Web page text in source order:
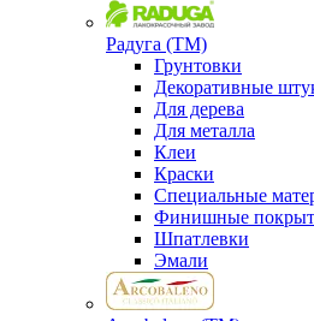
Радуга (ТМ)
Грунтовки
Декоративные
Для дерева
Для металла
Клеи
Краски
Специальные
Финишные
Шпатлевки
Эмали